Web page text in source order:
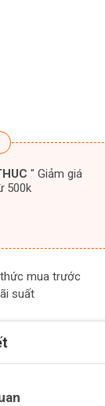
" Giảm giá
500k
mua trước
suất